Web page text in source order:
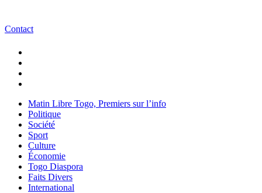
Contact
Matin Libre Togo, Premiers sur l’info
Politique
Société
Sport
Culture
Économie
Togo Diaspora
Faits Divers
International